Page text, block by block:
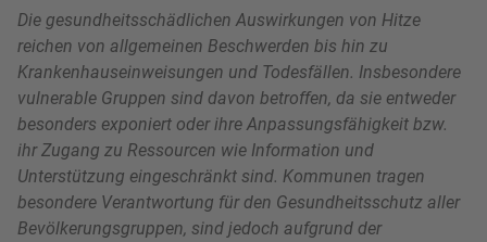
Die gesundheitsschädlichen Auswirkungen von Hitze
reichen von allgemeinen Beschwerden bis hin zu
Krankenhauseinweisungen und Todesfällen. Insbesondere
vulnerable Gruppen sind davon betroffen, da sie entweder
besonders exponiert oder ihre Anpassungsfähigkeit bzw.
ihr Zugang zu Ressourcen wie Information und
Unterstützung eingeschränkt sind. Kommunen tragen
besondere Verantwortung für den Gesundheitsschutz aller
Bevölkerungsgruppen, sind jedoch aufgrund der